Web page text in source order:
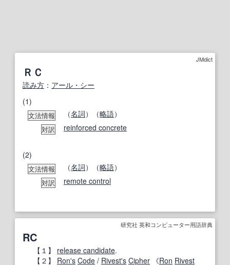
JMdict
ＲＣ
読み方 ： アール・シー
(1)
文法情報 （名詞）（略語）
対訳 reinforced concrete
(2)
文法情報 （名詞）（略語）
対訳 remote control
研究社 英和コンピューター用語辞典
RC
【１】 release candidate.
【２】 Ron's Code / Rivest's Cipher 《Ron Rivest